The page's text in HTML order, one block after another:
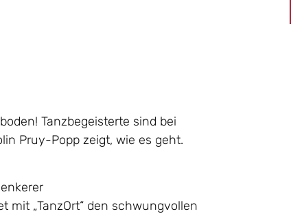
Tanzbegeisterte sind bei
Pruy-Popp zeigt, wie es geht.
„TanzOrt“ den schwungvollen